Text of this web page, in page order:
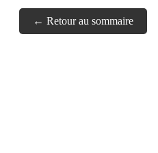
← Retour au sommaire